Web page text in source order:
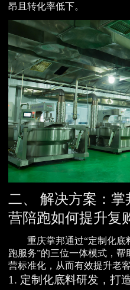
昂且转化率低下。
二、 解决方案：
营陪跑如何提升复
重庆掌邦通过“定制化
跑服务”的三位一体模式，
营标准化，从而有效提升老客
1. 定制化底料研发，打